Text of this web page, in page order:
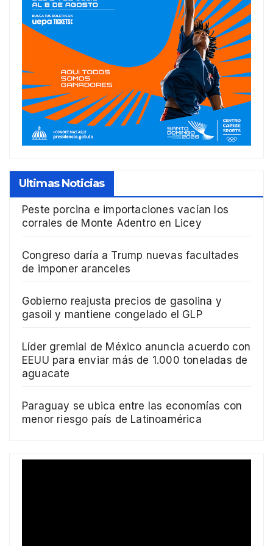
Ultimas Noticias
Peste porcina e importaciones vacían los
corrales de Monte Adentro en Licey
Congreso daría a Trump nuevas facultades
de imponer aranceles
Gobierno reajusta precios de gasolina y
gasoil y mantiene congelado el GLP
Líder gremial de México anuncia acuerdo con
EEUU para enviar más de 1.000 toneladas de
aguacate
Paraguay se ubica entre las economías con
menor riesgo país de Latinoamérica